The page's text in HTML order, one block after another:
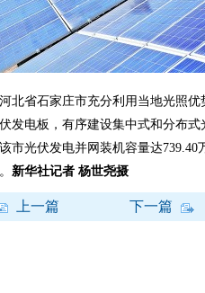
省石家庄市充分利用当地光照优
发电板，有序建设集中式和分布式
市光伏发电并网装机容量达739.40
新华社记者 杨世尧摄
上一篇 下一篇